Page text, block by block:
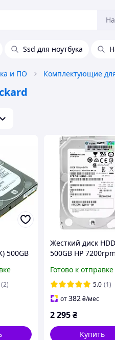
Ssd для ноутбука
и ПО
500GB
(2)
Жесткий диск
500GB HP 7200rpm
переходником на
дюйма
Готово к отправке
5.0 (1)
от382₴/мес
2 295₴
Купить